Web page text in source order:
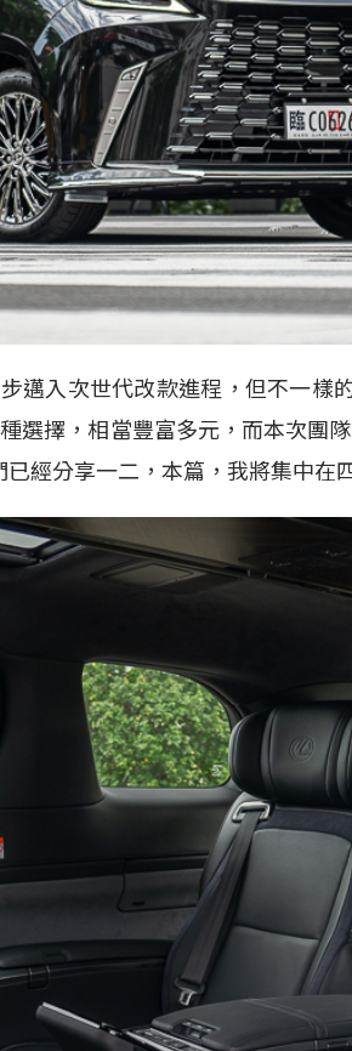
入次世代改款進程，但不一樣
選擇，相當豐富多元，而本次團
經分享一二，本篇，我將集中在